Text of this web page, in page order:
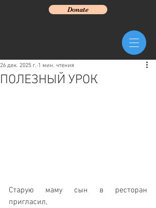
Donate
ПОЛЕЗНЫЙ УРОК
26 дек. 2025 г. 1 мин. чтения
Старую маму сын в ресторан
пригласил,